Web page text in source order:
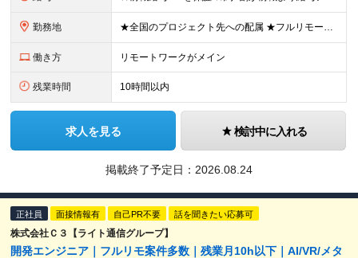
勤務地 ★全国のプロジェクト先への配属 ★フルリモートワーク案件あり ★転勤なし 勤務地はご希望を考慮し、決定します。 「自宅から近い場所が良い」といった要望もお聞かせください！ ＜配属エリア＞ ［東北］
働き方 リモートワークがメイン
残業時間 10時間以内
求人を見る 検討中に入れる
掲載終了予定日： 2026.08.24
正社員 面接情報有 自己PR不要 話を聞きたい応募可
株式会社Ｃ３【ライト通信グループ】
開発エンジニア｜フルリモ案件多数｜残業月10h以下｜AI/VR/メタ